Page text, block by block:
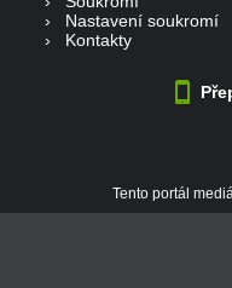
› Nastavení soukromí
› Kontakty
Tento portál